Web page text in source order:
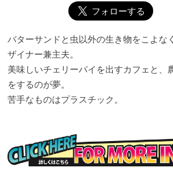
バターサンドと虫以外の生き物をこよな
ザイナー兼主夫。
美味しいチェリーパイを出すカフェと、
をするのが夢。
苦手なものはプラスチック。